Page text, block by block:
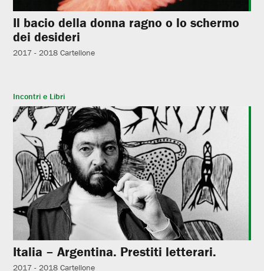
Il bacio della donna ragno o lo schermo
dei desideri
2017 - 2018 Cartellone
Incontri e Libri
Italia – Argentina. Prestiti letterari.
2017 - 2018 Cartellone